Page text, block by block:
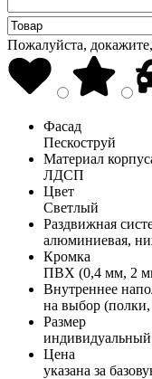
Пожалуйста,
Фасад
Пескоструй
Материал
ЛДСП
Цвет
Светлый
Раздвижная
алюминиевая,
Кромка
ПВХ (0,4 мм, 2
Внутреннее
на выбор
Размер
индивидуальный
Цена
указана за